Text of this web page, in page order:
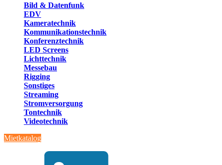
Bild & Datenfunk
EDV
Kameratechnik
Kommunikationstechnik
Konferenztechnik
LED Screens
Lichttechnik
Messebau
Rigging
Sonstiges
Streaming
Stromversorgung
Tontechnik
Videotechnik
Mietkatalog